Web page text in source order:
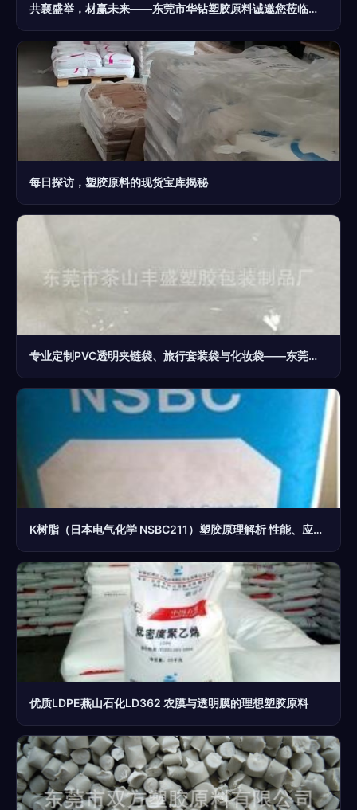
共襄盛举，材赢未来——东莞市华钻塑胶原料诚邀您莅临第二十届中国塑料交易会
每日探访，塑胶原料的现货宝库揭秘
专业定制PVC透明夹链袋、旅行套装袋与化妆袋——东莞市茶山丰盛塑胶包装制品厂为您提供优质塑胶原料解决方案
K树脂（日本电气化学 NSBC211）塑胶原理解析 性能、应用与市场概况
优质LDPE燕山石化LD362 农膜与透明膜的理想塑胶原料